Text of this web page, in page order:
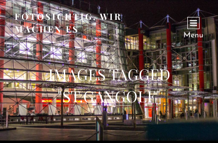
FOTOSICHTIG, WIR
MACHEN ES
Internet Seite Zur Facebook Site
Menu
IMAGES TAGGED
"ST.GANGOLF"